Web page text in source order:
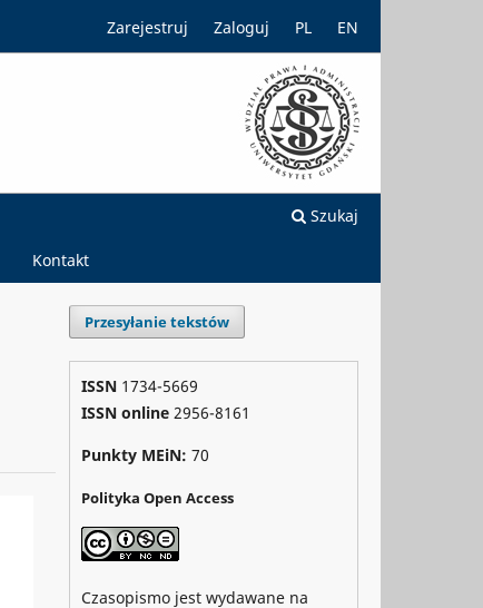
Kontakt
Szukaj
Zarejestruj Zaloguj PL EN
Przesyłanie tekstów
ISSN 1734-5669
ISSN online 2956-8161
Punkty MEiN: 70
Polityka Open Access
Czasopismo jest wydawane na